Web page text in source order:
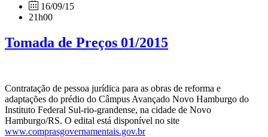
16/09/15
21h00
Tomada de Preços 01/2015
Contratação de pessoa jurídica para as obras de reforma e
adaptações do prédio do Câmpus Avançado Novo Hamburgo do
Instituto Federal Sul-rio-grandense, na cidade de Novo
Hamburgo/RS. O edital está disponível no site
www.comprasgovernamentais.gov.br